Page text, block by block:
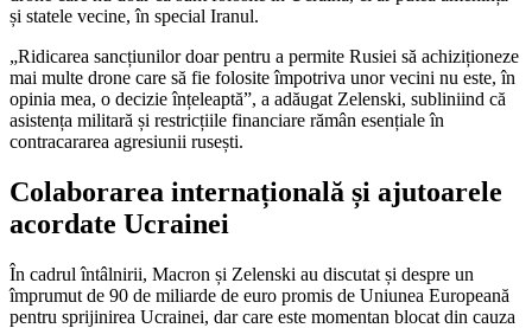
și statele vecine, în special Iranul.
„Ridicarea sancțiunilor doar pentru a permite Rusiei să achiziționeze
mai multe drone care să fie folosite împotriva unor vecini nu este, în
opinia mea, o decizie înțeleaptă”, a adăugat Zelenski, subliniind că
asistența militară și restricțiile financiare rămân esențiale în
contracararea agresiunii rusești.
Colaborarea internațională și ajutoarele
acordate Ucrainei
În cadrul întâlnirii, Macron și Zelenski au discutat și despre un
împrumut de 90 de miliarde de euro promis de Uniunea Europeană
pentru sprijinirea Ucrainei, dar care este momentan blocat din cauza